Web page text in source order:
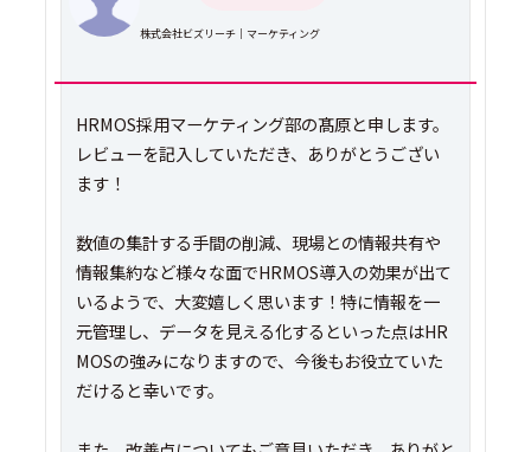
株式会社ビズリーチ｜マーケティング
HRMOS採用マーケティング部の髙原と申します。
レビューを記入していただき、ありがとうござい
ます！
数値の集計する手間の削減、現場との情報共有や
情報集約など様々な面でHRMOS導入の効果が出て
いるようで、大変嬉しく思います！特に情報を一
元管理し、データを見える化するといった点はHR
MOSの強みになりますので、今後もお役立ていた
だけると幸いです。